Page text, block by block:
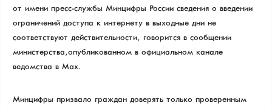
от имени пресс-службы Минцифры России сведения о введении
ограничений доступа к интернету в выходные дни не
соответствуют действительности», — говорится в сообщении
министерства, опубликованном в официальном канале
ведомства в Max.
Минцифры призвало граждан доверять только проверенным